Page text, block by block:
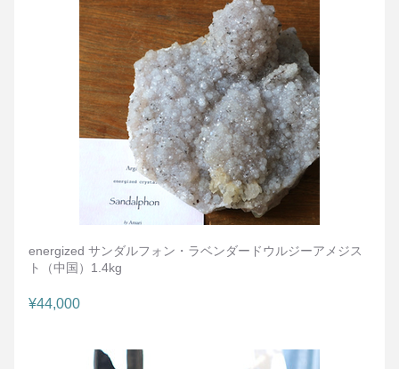
energized サンダルフォン・ラベンダードウルジーアメジス
ト（中国）1.4kg
¥44,000